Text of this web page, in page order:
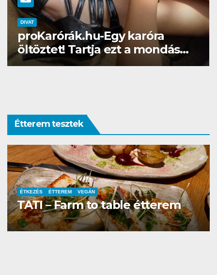
DIVAT SZÉPSÉG
Gél lakk otthon? Naná, a
Brillbirddel simán!
Étterem tesztek
ÉTTEREM
La Villa Étterem és Pizzéria